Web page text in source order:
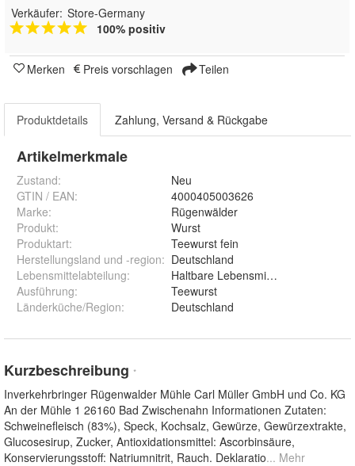
Verkäufer: Store-Germany
100% positiv
Merken Preis vorschlagen Teilen
Produktdetails Zahlung, Versand & Rückgabe
Artikelmerkmale
Zustand:
Neu
GTIN / EAN:
4000405003626
Marke:
Rügenwälder
Produkt:
Wurst
Produktart:
Teewurst fein
Herstellungsland und -region: Deutschland
Lebensmittelabteilung:
Haltbare Lebensmittel
Ausführung:
Teewurst
Länderküche/Region: Deutschland
Kurzbeschreibung *
Inverkehrbringer Rügenwalder Mühle Carl Müller GmbH und Co. KG
An der Mühle 1 26160 Bad Zwischenahn Informationen Zutaten:
Schweinefleisch (83%), Speck, Kochsalz, Gewürze, Gewürzextrakte,
Glucosesirup, Zucker, Antioxidationsmittel: Ascorbinsäure,
Konservierungsstoff: Natriumnitrit, Rauch. Deklaratio... Mehr